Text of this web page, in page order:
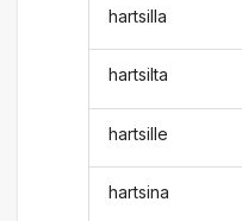
hartsilla
hartsilta
hartsille
hartsina